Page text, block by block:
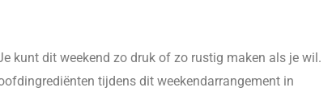
kunt dit weekend zo druk of zo rustig maken als je wil.
tijdens dit weekendarrangement in